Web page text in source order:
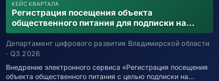
КЕЙС КВАРТАЛА
Регистрация посещения объекта
общественного питания для подписки на
уведомления о возможном контакте с
заболевшим новой коронавирусной
инфекцией
Департамент цифрового развития Владимирской области
· Q3 2026
Внедрение электронного сервиса «Регистрация посещения
объекта общественного питания с целью подписки на…